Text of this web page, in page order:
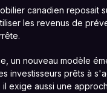
canadien reposait
les revenus de
un nouveau modèle
investisseurs prêts à
exige aussi une